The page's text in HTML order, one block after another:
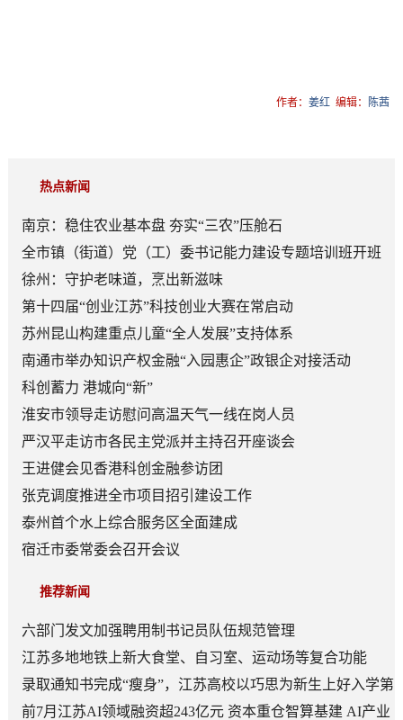
作者：姜红编辑： 陈茜
热点新闻
南京：稳住农业基本盘 夯实“三农”压舱石
全市镇（街道）党（工）委书记能力建设专题培训班开班
徐州：守护老味道，烹出新滋味
第十四届“创业江苏”科技创业大赛在常启动
苏州昆山构建重点儿童“全人发展”支持体系
南通市举办知识产权金融“入园惠企”政银企对接活动
科创蓄力 港城向“新”
淮安市领导走访慰问高温天气一线在岗人员
严汉平走访市各民主党派并主持召开座谈会
王进健会见香港科创金融参访团
张克调度推进全市项目招引建设工作
泰州首个水上综合服务区全面建成
宿迁市委常委会召开会议
推荐新闻
六部门发文加强聘用制书记员队伍规范管理
江苏多地地铁上新大食堂、自习室、运动场等复合功能
——从“客流通道”到“生活场景”
录取通知书完成“瘦身”，江苏高校以巧思为新生上好入学第
一课
前7月江苏AI领域融资超243亿元 资本重仓智算基建 AI产业